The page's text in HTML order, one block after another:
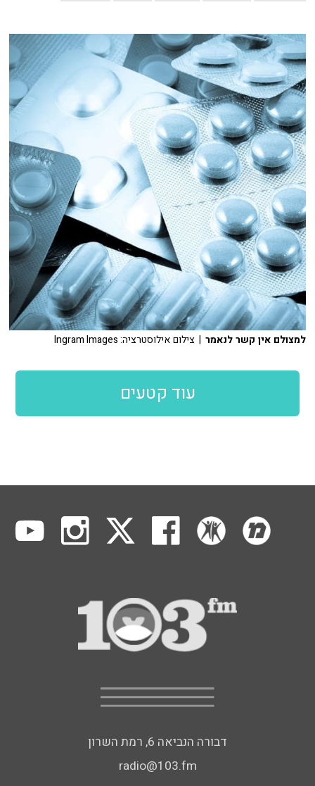
למצולם אין קשר לנאמר | צילום אילוסטרציה: Ingram Images
עוד קטעים
דבורה הנביאה 6, רמת השרון
radio@103.fm